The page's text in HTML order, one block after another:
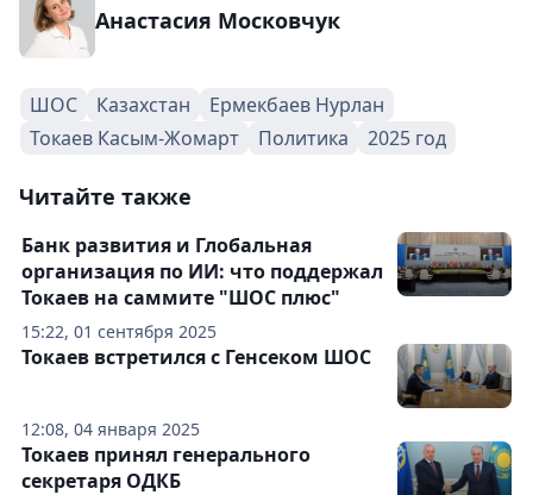
Анастасия Московчук
ШОС Казахстан
Ермекбаев Нурлан
Токаев Касым-Жомарт
Политика 2025 год
Читайте также
15:22, 01 сентября 2025
Банк развития и Глобальная
организация по ИИ: что поддержал
Токаев на саммите "ШОС плюс"
12:08, 04 января 2025
Токаев встретился с Генсеком ШОС
Токаев принял генерального
секретаря ОДКБ